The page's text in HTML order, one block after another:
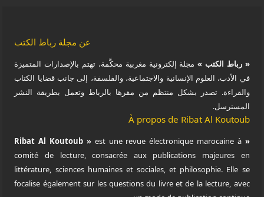
عن مجلة رباط الكتب
« رباط الكتب »مجلة إلكترونية مغربية محكَّمة، تهتم بالإصدارات المتميزة
في الأدب، العلوم الإنسانية والاجتماعية، والفلسفة، إلى جانب قضايا الكتاب
والقراءة. تصدر بشكل منتظم من مقرها بالرباط وتعمل بطريقة النشر
المسترسل.
À propos de Ribat Al Koutoub
« Ribat Al Koutoub »
est une revue électronique marocaine à
comité de lecture, consacrée aux publications majeures en
littérature, sciences humaines et sociales, et philosophie. Elle se
focalise également sur les questions du livre et de la lecture, avec